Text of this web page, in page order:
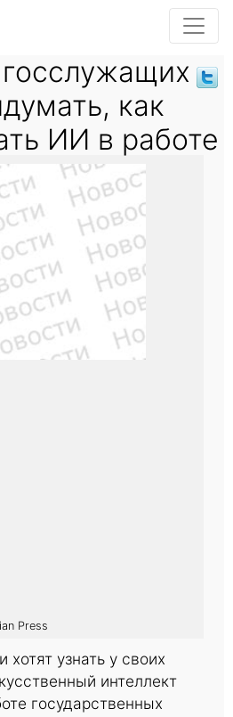
как
ИИ в работе
Press
узнать у своих
интеллект
государственных